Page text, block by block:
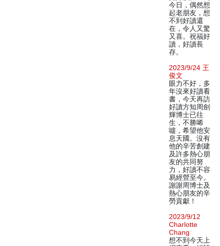
今日，偶然想
起老朋友，想
不到好讀還
在，令人又驚
又喜。祝福好
讀，好讀長
存。
2023/9/24 王
俊文
眼力不好，多
年沒來好讀看
書，今天再訪
好讀方知周劍
輝博士已往
生，不勝唏
噓，希望他安
息天國。沒有
他的辛苦創建
及許多熱心朋
友的共同努
力，好讀不容
易經營至今。
謝謝周博士及
熱心朋友的辛
勞貢獻！
2023/9/12
Charlotte
Chang
想不到今天上